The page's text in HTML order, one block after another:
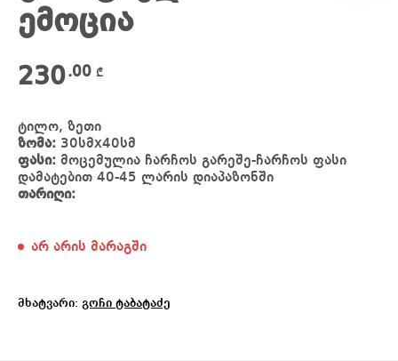
ემოცია
230.00 ₾
ტილო, ზეთი
ზომა: 30სმx40სმ
ფასი: მოცემულია ჩარჩოს გარეშე-ჩარჩოს ფასი
დამატებით 40-45 ლარის დიაპაზონში
თარიღი:
არ არის მარაგში
მხატვარი: გოჩი ტაბატაძე